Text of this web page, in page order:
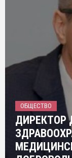
ОБЩЕСТВО
ДИРЕКТОР